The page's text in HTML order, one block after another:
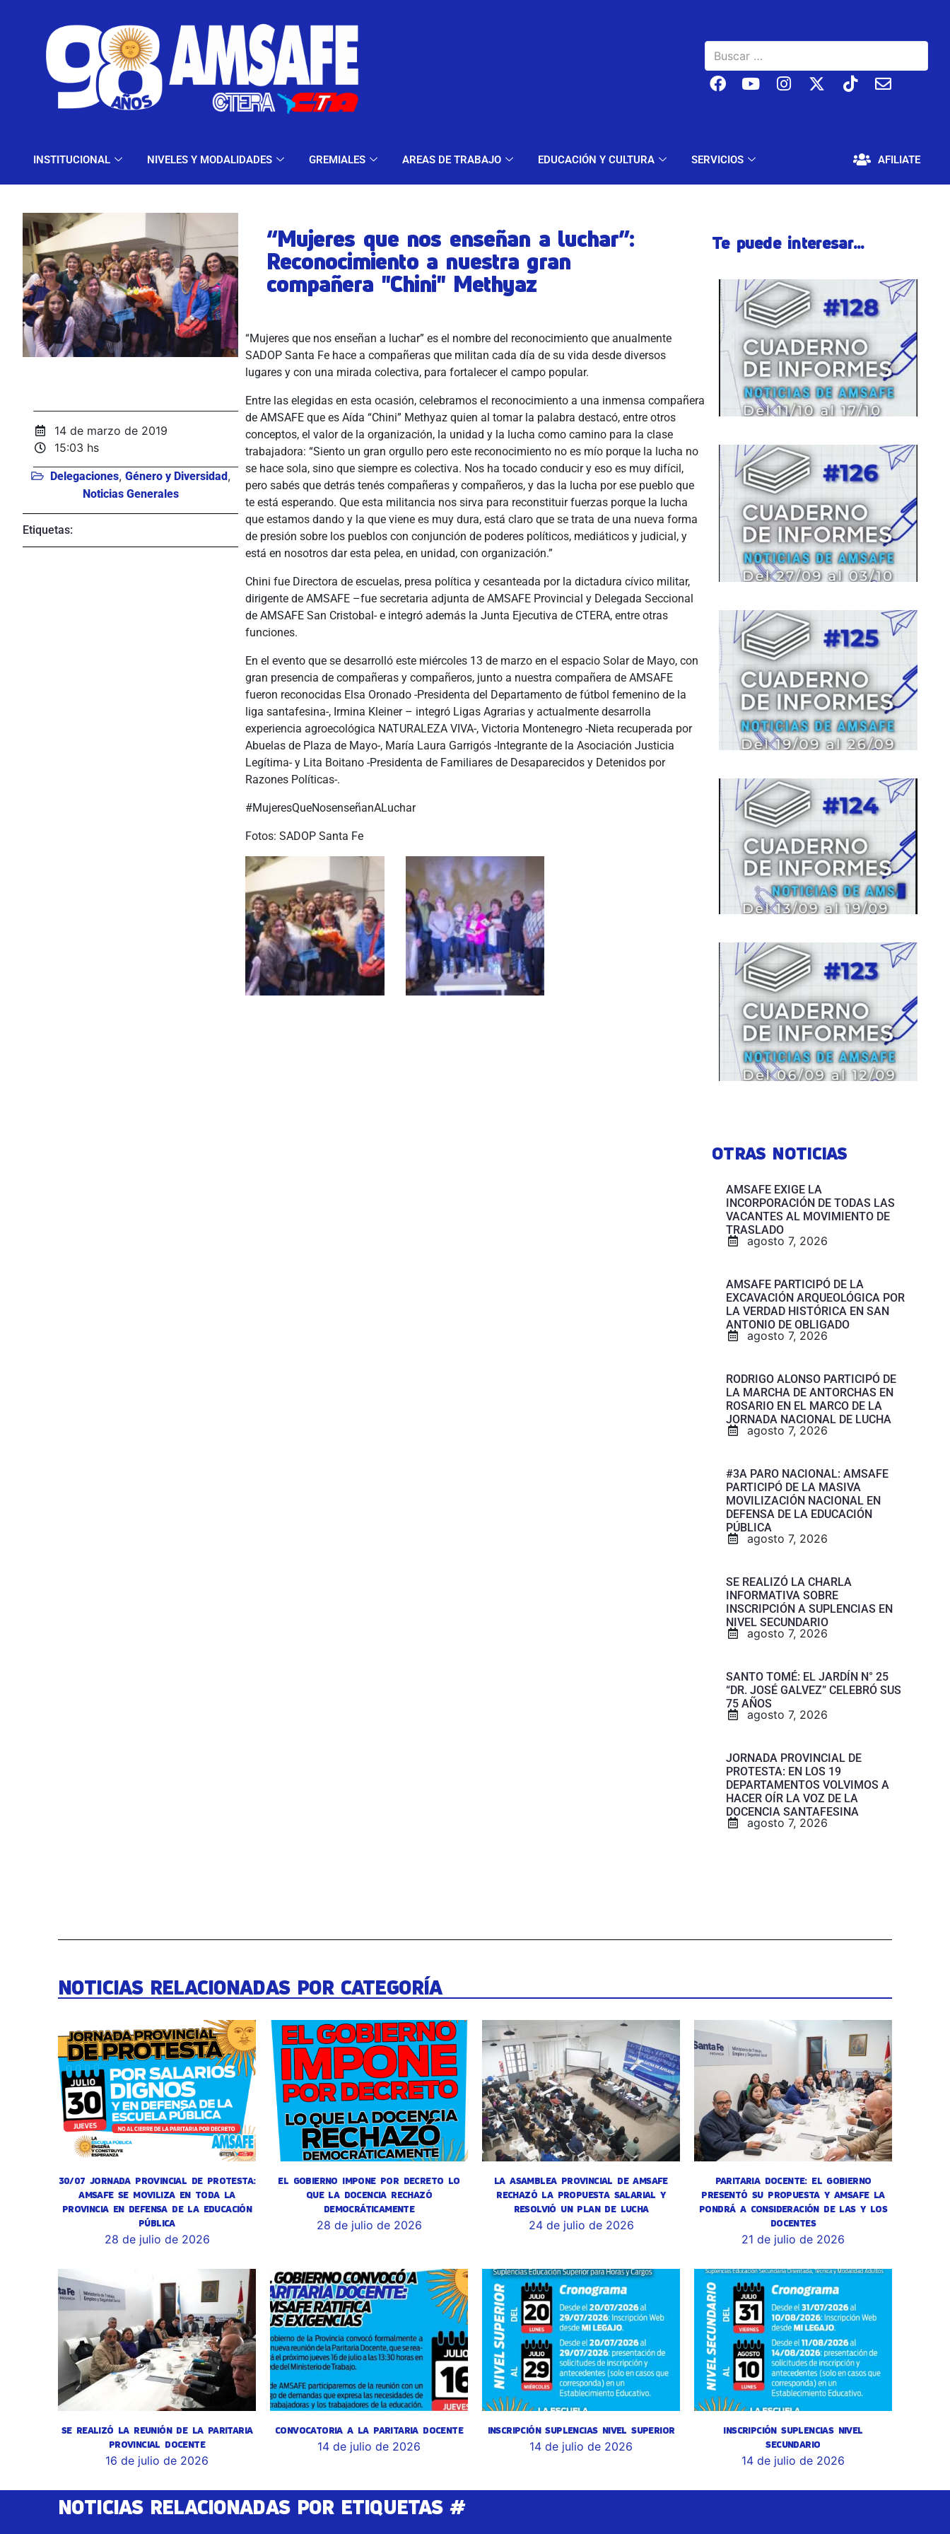
INSTITUCIONAL NIVELES Y MODALIDADES GREMIALES AREAS DE TRABAJO EDUCACIÓN Y CULTURA SERVICIOS AFILIATE
INSTITUCIONAL NIVELES Y MODALIDADES GREMIALES AREAS DE TRABAJO EDUCACIÓN Y CULTURA SERVICIOS
14 de marzo de 2019
15:03 hs
Delegaciones, Género y Diversidad ,
Noticias Generales
Etiquetas:
“Mujeres que nos enseñan a luchar”:
Reconocimiento a nuestra gran
compañera "Chini" Methyaz
“Mujeres que nos enseñan a luchar” es el nombre del reconocimiento que anualmente
SADOP Santa Fe hace a compañeras que militan cada día de su vida desde diversos
lugares y con una mirada colectiva, para fortalecer el campo popular.
Entre las elegidas en esta ocasión, celebramos el reconocimiento a una inmensa compañera
de AMSAFE que es Aída “Chini” Methyaz quien al tomar la palabra destacó, entre otros
conceptos, el valor de la organización, la unidad y la lucha como camino para la clase
trabajadora: “Siento un gran orgullo pero este reconocimiento no es mío porque la lucha no
se hace sola, sino que siempre es colectiva. Nos ha tocado conducir y eso es muy difícil,
pero sabés que detrás tenés compañeras y compañeros, y das la lucha por ese pueblo que
te está esperando. Que esta militancia nos sirva para reconstituir fuerzas porque la lucha
que estamos dando y la que viene es muy dura, está claro que se trata de una nueva forma
de presión sobre los pueblos con conjunción de poderes políticos, mediáticos y judicial, y
está en nosotros dar esta pelea, en unidad, con organización.”
Chini fue Directora de escuelas, presa política y cesanteada por la dictadura cívico militar,
dirigente de AMSAFE –fue secretaria adjunta de AMSAFE Provincial y Delegada Seccional
de AMSAFE San Cristobal- e integró además la Junta Ejecutiva de CTERA, entre otras
funciones.
En el evento que se desarrolló este miércoles 13 de marzo en el espacio Solar de Mayo, con
gran presencia de compañeras y compañeros, junto a nuestra compañera de AMSAFE
fueron reconocidas Elsa Oronado -Presidenta del Departamento de fútbol femenino de la
liga santafesina-, Irmina Kleiner – integró Ligas Agrarias y actualmente desarrolla
experiencia agroecológica NATURALEZA VIVA-, Victoria Montenegro -Nieta recuperada por
Abuelas de Plaza de Mayo-, María Laura Garrigós -Integrante de la Asociación Justicia
Legítima- y Lita Boitano -Presidenta de Familiares de Desaparecidos y Detenidos por
Razones Políticas-.
#MujeresQueNosenseñanALuchar
Fotos: SADOP Santa Fe
Te puede interesar...
OTRAS NOTICIAS
AMSAFE EXIGE LA
INCORPORACIÓN DE TODAS LAS
VACANTES AL MOVIMIENTO DE
TRASLADO
agosto 7, 2026
AMSAFE PARTICIPÓ DE LA
EXCAVACIÓN ARQUEOLÓGICA POR
LA VERDAD HISTÓRICA EN SAN
ANTONIO DE OBLIGADO
agosto 7, 2026
RODRIGO ALONSO PARTICIPÓ DE
LA MARCHA DE ANTORCHAS EN
ROSARIO EN EL MARCO DE LA
JORNADA NACIONAL DE LUCHA
agosto 7, 2026
#3A PARO NACIONAL: AMSAFE
PARTICIPÓ DE LA MASIVA
MOVILIZACIÓN NACIONAL EN
DEFENSA DE LA EDUCACIÓN
PÚBLICA
agosto 7, 2026
SE REALIZÓ LA CHARLA
INFORMATIVA SOBRE
INSCRIPCIÓN A SUPLENCIAS EN
NIVEL SECUNDARIO
agosto 7, 2026
SANTO TOMÉ: EL JARDÍN N° 25
“DR. JOSÉ GALVEZ” CELEBRÓ SUS
75 AÑOS
agosto 7, 2026
JORNADA PROVINCIAL DE
PROTESTA: EN LOS 19
DEPARTAMENTOS VOLVIMOS A
HACER OÍR LA VOZ DE LA
DOCENCIA SANTAFESINA
agosto 7, 2026
NOTICIAS RELACIONADAS POR CATEGORÍA
30/07 JORNADA PROVINCIAL DE PROTESTA:
AMSAFE SE MOVILIZA EN TODA LA
PROVINCIA EN DEFENSA DE LA EDUCACIÓN
PÚBLICA
28 de julio de 2026
EL GOBIERNO IMPONE POR DECRETO LO
QUE LA DOCENCIA RECHAZÓ
DEMOCRÁTICAMENTE
28 de julio de 2026
LA ASAMBLEA PROVINCIAL DE AMSAFE
RECHAZÓ LA PROPUESTA SALARIAL Y
RESOLVIÓ UN PLAN DE LUCHA
24 de julio de 2026
PARITARIA DOCENTE: EL GOBIERNO
PRESENTÓ SU PROPUESTA Y AMSAFE LA
PONDRÁ A CONSIDERACIÓN DE LAS Y LOS
DOCENTES
21 de julio de 2026
SE REALIZÓ LA REUNIÓN DE LA PARITARIA
PROVINCIAL DOCENTE
16 de julio de 2026
CONVOCATORIA A LA PARITARIA DOCENTE
14 de julio de 2026
INSCRIPCIÓN SUPLENCIAS NIVEL SUPERIOR
14 de julio de 2026
INSCRIPCIÓN SUPLENCIAS NIVEL
SECUNDARIO
14 de julio de 2026
NOTICIAS RELACIONADAS POR ETIQUETAS #